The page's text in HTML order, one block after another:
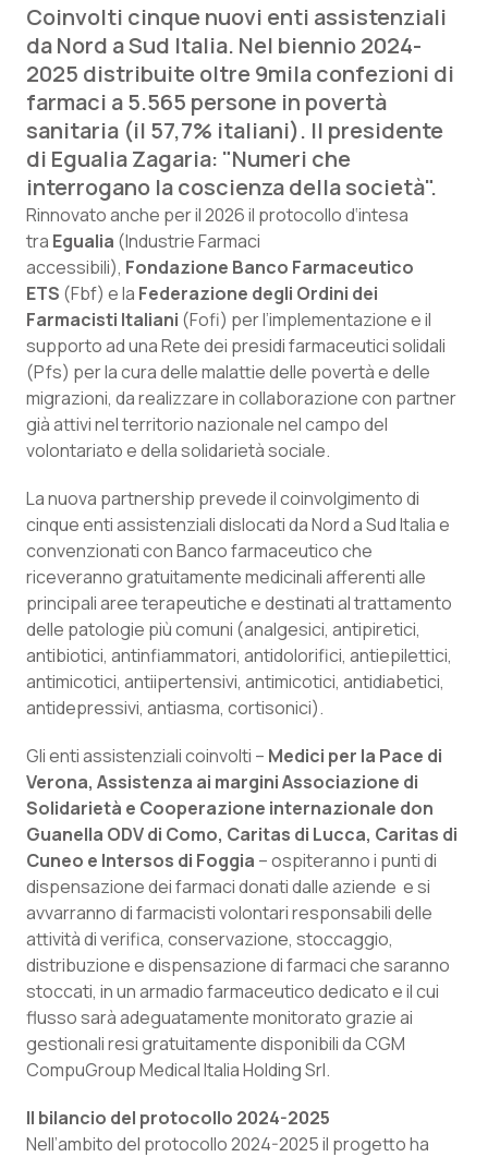
Lettere al direttore
Edizioni Regionali
QS Pro
Professionisti Sanitari.AI
Abruzzo
Basilicata
Calabria
Campania
Emilia-Romagna
Friuli Venezia Giulia
Lazio
Liguria
Lombardia
Marche
Molise
Piemonte
Provincia Autonoma di Bolzano
Provincia Autonoma di Trento
Puglia
Sardegna
QS Pro Gold
Artrite & artrosi
Asma & BPCO
Car-T
Colesterolo & coronaropatie
Dermatite Atopica
Diabete & glucometri
Disturbi dell’umore
Dolore
Donna & Salute
Epatiti
HIV
Infezioni & Febbre
Ipertensione & Scompenso
Malattie rare
Malattia di Crohn & Rettocolite Ulcerosa
QS Club Newsletter
Coinvolti cinque nuovi enti assistenziali
da Nord a Sud Italia. Nel biennio 2024-
2025 distribuite oltre 9mila confezioni di
farmaci a 5.565 persone in povertà
sanitaria (il 57,7% italiani). Il presidente
di Egualia Zagaria: "Numeri che
interrogano la coscienza della società".
Rinnovato anche per il 2026 il protocollo d‘intesa
tra Egualia (Industrie Farmaci
accessibili), Fondazione Banco Farmaceutico
ETS (Fbf) e la Federazione degli Ordini dei
Farmacisti Italiani (Fofi) per l’implementazione e il
supporto ad una Rete dei presidi farmaceutici solidali
(Pfs) per la cura delle malattie delle povertà e delle
migrazioni, da realizzare in collaborazione con partner
già attivi nel territorio nazionale nel campo del
volontariato e della solidarietà sociale.
La nuova partnership prevede il coinvolgimento di
cinque enti assistenziali dislocati da Nord a Sud Italia e
convenzionati con Banco farmaceutico che
riceveranno gratuitamente medicinali afferenti alle
principali aree terapeutiche e destinati al trattamento
delle patologie più comuni (analgesici, antipiretici,
antibiotici, antinfiammatori, antidolorifici, antiepilettici,
antimicotici, antiipertensivi, antimicotici, antidiabetici,
antidepressivi, antiasma, cortisonici).
Gli enti assistenziali coinvolti – Medici per la Pace di
Verona, Assistenza ai margini Associazione di
Solidarietà e Cooperazione internazionale don
Guanella ODV di Como, Caritas di Lucca, Caritas di
Cuneo e Intersos di Foggia – ospiteranno i punti di
dispensazione dei farmaci donati dalle aziende e si
avvarranno di farmacisti volontari responsabili delle
attività di verifica, conservazione, stoccaggio,
distribuzione e dispensazione di farmaci che saranno
stoccati, in un armadio farmaceutico dedicato e il cui
flusso sarà adeguatamente monitorato grazie ai
gestionali resi gratuitamente disponibili da CGM
CompuGroup Medical Italia Holding Srl.
Il bilancio del protocollo 2024-2025
Nell’ambito del protocollo 2024-2025 il progetto ha